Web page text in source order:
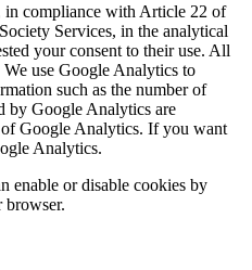
in compliance with Article 22 of
Services, in the analytical
your consent to their use. All
use Google Analytics to
such as the number of
by Google Analytics are
Google Analytics. If you want
Analytics.
enable or disable cookies by